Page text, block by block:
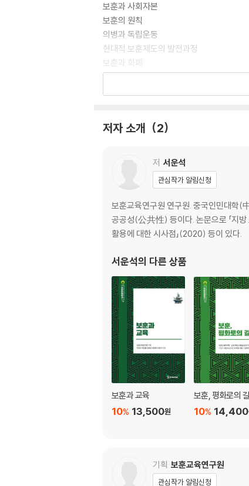
보훈과 사회자본
보훈의 원칙
의병과 독립운동
현대적 보훈제도의 발전과정
보훈과 화폐
보훈행위와 보훈대상자의 유형
보훈과 통일
보훈과 온기의 보훈공단
제2장 보훈과 사회
광복과 보훈
보훈과 조선학교
국민 자부심에 관한 영향요인
가정의 달과 보훈의 달
다문화사회의 국민정체성
휴가 때 읽기를 권함
독도에 대한 인식
보훈과 헌법
순국선열의 뜻과 백두산 천지
외국의 보훈교육
재외동포에 대한 인식
이주자와 국민정체성
40주년 보훈공단의 역할
저자 소개 2
저 서운석
관심작가 알림신청
보훈교육연구원 연구원. 중국인민대학(
공공성(公共性) 등이다. 논문으로 「지방
활용에 대한 시사점」(2020) 등이 있다.
서운석의 다른 상품
보훈과 교육
13,500원
10%
보훈, 평화로의 길
14,400
10%
기획 보훈교육연구원
관심작가 알림신청